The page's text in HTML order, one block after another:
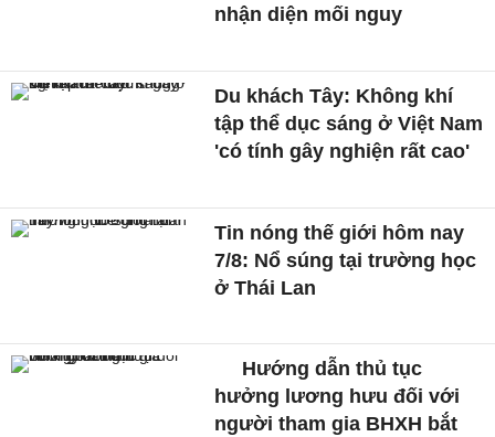
nhận diện mối nguy
Du khách Tây: Không khí
tập thể dục sáng ở Việt Nam
'có tính gây nghiện rất cao'
Tin nóng thế giới hôm nay
7/8: Nổ súng tại trường học
ở Thái Lan
Hướng dẫn thủ tục
hưởng lương hưu đối với
người tham gia BHXH bắt